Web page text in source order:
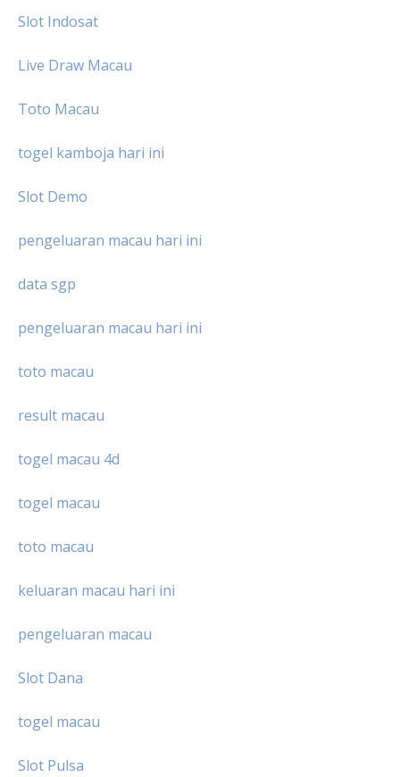
Slot Indosat
Live Draw Macau
Toto Macau
togel kamboja hari ini
Slot Demo
pengeluaran macau hari ini
data sgp
pengeluaran macau hari ini
toto macau
result macau
togel macau 4d
togel macau
toto macau
keluaran macau hari ini
pengeluaran macau
Slot Dana
togel macau
Slot Pulsa